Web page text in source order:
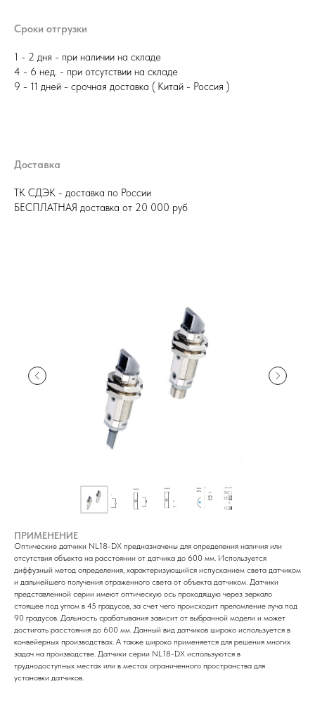
Сроки отгрузки
1 - 2 дня - при наличии на складе
4 - 6 нед. - при отсутствии на складе
9 - 11 дней - срочная доставка ( Китай - Россия )
Доставка
ТК СДЭК - доставка по России
БЕСПЛАТНАЯ доставка от 20 000 руб
ПРИМЕНЕНИЕ
Оптические датчики NL18-DX предназначены для определения наличия или
отсутствия объекта на расстоянии от датчика до 600 мм. Используется
диффузный метод определения, характеризующийся испусканием света датчиком
и дальнейшего получения отраженного света от объекта датчиком. Датчики
представленной серии имеют оптическую ось проходящую через зеркало
стоящее под углом в 45 градусов, за счет чего происходит преломление луча под
90 градусов. Дальность срабатывания зависит от выбранной модели и может
достигать расстояния до 600 мм. Данный вид датчиков широко используется в
конвейерных производствах. А также широко применяется для решения многих
задач на производстве. Датчики серии NL18-DX используются в
труднодоступных местах или в местах ограниченного пространства для
установки датчиков.